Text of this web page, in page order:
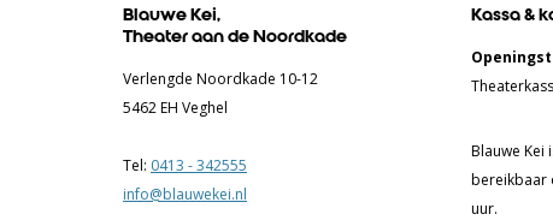
Blauwe Kei,
Theater aan de Noordkade
Verlengde Noordkade 10-12
5462 EH Veghel
Tel: 0413 - 342555
info@blauwekei.nl
Kassa &
Blauwe Kei
bereikbaar
uur.